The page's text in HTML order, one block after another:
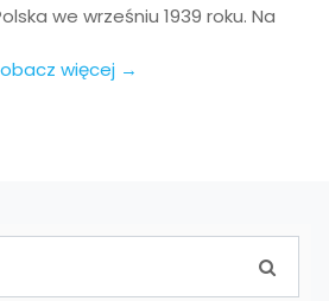
we wrześniu 1939 roku. Na
więcej →